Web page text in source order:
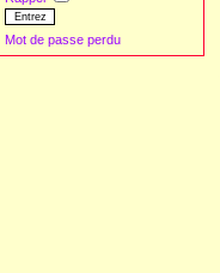
Mot de passe perdu